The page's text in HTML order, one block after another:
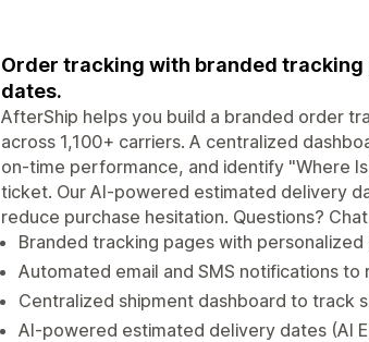
Order tracking with branded
dates.
AfterShip helps you build a branded order
across 1,100+ carriers. A centralized
on-time performance, and identify "Where
ticket. Our AI-powered estimated delivery
reduce purchase hesitation. Questions?
Branded tracking pages with
Automated email and SMS notifications to
Centralized shipment dashboard to track
AI-powered estimated delivery dates (AI